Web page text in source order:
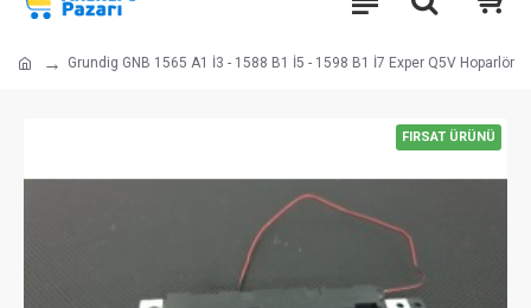
Grundig GNB 1565 A1 İ3 - 1588 B1 İ5 - 1598 B1 İ7 Exper Q5V Hoparlör
FIRSAT ÜRÜNÜ